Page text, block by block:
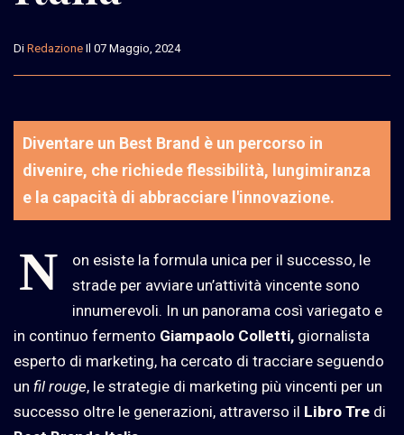
Di Redazione Il 07 Maggio, 2024
Diventare un Best Brand è un percorso in
divenire, che richiede flessibilità, lungimiranza
e la capacità di abbracciare l'innovazione.
N
on esiste la formula unica per il successo, le
strade per avviare un’attività vincente sono
innumerevoli. In un panorama così variegato e
in continuo fermento Giampaolo Colletti, giornalista
esperto di marketing, ha cercato di tracciare seguendo
un fil rouge, le strategie di marketing più vincenti per un
successo oltre le generazioni, attraverso il Libro Tre di